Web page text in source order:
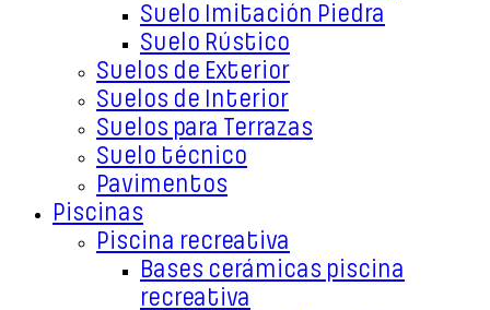
Suelo Imitación Piedra
Suelo Rústico
Suelos de Exterior
Suelos de Interior
Suelos para Terrazas
Suelo técnico
Pavimentos
Piscinas
Piscina recreativa
Bases cerámicas piscina
recreativa